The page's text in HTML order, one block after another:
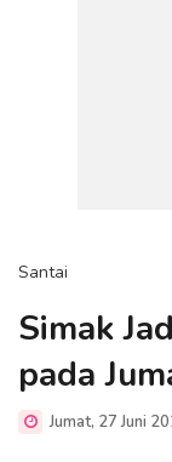
Santai
Simak
pada
Jumat, 27 Juni